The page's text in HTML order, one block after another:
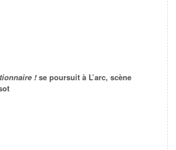
!se poursuit à L’arc, scène